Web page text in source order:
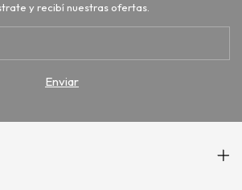
y recibí nuestras ofertas.